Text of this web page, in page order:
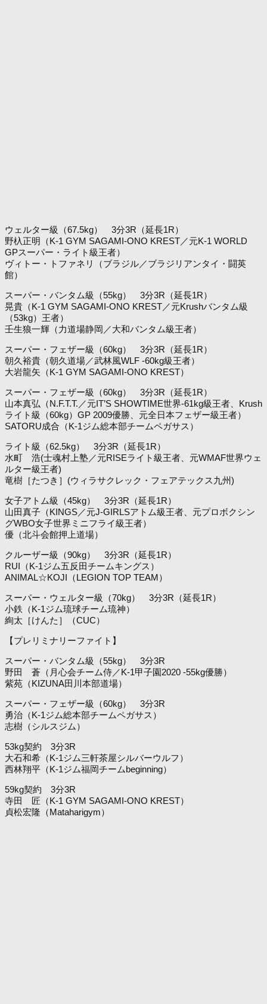
ウェルター級（67.5kg） 3分3R（延長1R）
野杁正明（K-1 GYM SAGAMI-ONO KREST／元K-1 WORLD
GPスーパー・ライト級王者）
ヴィトー・トファネリ（ブラジル／ブラジリアンタイ・闘英
館）
スーパー・バンタム級（55kg） 3分3R（延長1R）
晃貴（K-1 GYM SAGAMI-ONO KREST／元Krushバンタム級
（53kg）王者）
壬生狼一輝（力道場静岡／大和バンタム級王者）
スーパー・フェザー級（60kg） 3分3R（延長1R）
朝久裕貴（朝久道場／武林風WLF -60kg級王者）
大岩龍矢（K-1 GYM SAGAMI-ONO KREST）
スーパー・フェザー級（60kg） 3分3R（延長1R）
山本真弘（N.F.T.T.／元IT’S SHOWTIME世界-61kg級王者、Krush
ライト級（60kg）GP 2009優勝、元全日本フェザー級王者）
SATORU成合（K-1ジム総本部チームペガサス）
ライト級（62.5kg） 3分3R（延長1R）
水町 浩(士魂村上塾／元RISEライト級王者、元WMAF世界ウェ
ルター級王者)
竜樹［たつき］(ウィラサクレック・フェアテックス九州)
女子アトム級（45kg） 3分3R（延長1R）
山田真子（KINGS／元J-GIRLSアトム級王者、元プロボクシン
グWBO女子世界ミニフライ級王者）
優（北斗会館押上道場）
クルーザー級（90kg） 3分3R（延長1R）
RUI（K-1ジム五反田チームキングス）
ANIMAL☆KOJI（LEGION TOP TEAM）
スーパー・ウェルター級（70kg） 3分3R（延長1R）
小鉄（K-1ジム琉球チーム琉神）
絢太［けんた］（CUC）
【プレリミナリーファイト】
スーパー・バンタム級（55kg） 3分3R
野田 蒼（月心会チーム侍／K-1甲子園2020 -55kg優勝）
紫苑（KIZUNA田川本部道場）
スーパー・フェザー級（60kg） 3分3R
勇治（K-1ジム総本部チームペガサス）
志樹（シルスジム）
53kg契約 3分3R
大石和希（K-1ジム三軒茶屋シルバーウルフ）
西林翔平（K-1ジム福岡チームbeginning）
59kg契約 3分3R
寺田 匠（K-1 GYM SAGAMI-ONO KREST）
貞松宏隆（Mataharigym）